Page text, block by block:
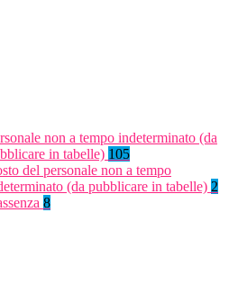
non a tempo indeterminato (da
in tabelle) 105
del personale non a tempo
(da pubblicare in tabelle) 2
8